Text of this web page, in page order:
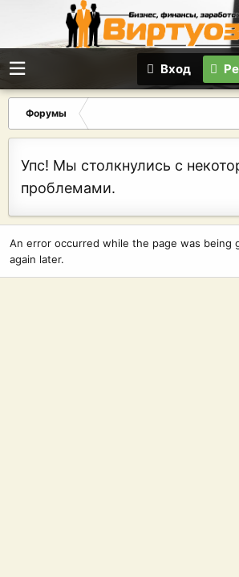
Вход
Форумы
Упс! Мы столкнулись с
проблемами.
An error occurred while the page was being
again later.